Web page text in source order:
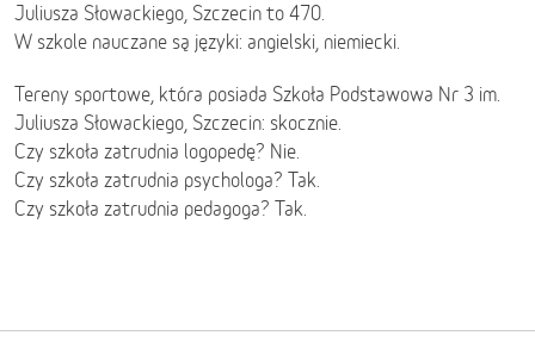
Juliusza Słowackiego, Szczecin to 470.
W szkole nauczane są języki: angielski, niemiecki.
Tereny sportowe, która posiada Szkoła Podstawowa Nr 3 im.
Juliusza Słowackiego, Szczecin: skocznie.
Czy szkoła zatrudnia logopedę? Nie.
Czy szkoła zatrudnia psychologa? Tak.
Czy szkoła zatrudnia pedagoga? Tak.